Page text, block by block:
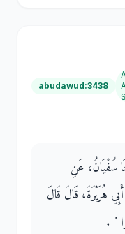
abudawud:3438
سُفْيَانُ، عَنِ
هُرَيْرَةَ، قَالَ قَالَ
‏"‏ ‏.‏